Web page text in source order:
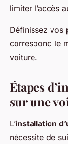
limiter l’accès
Définissez vos
correspond le
voiture.
Étapes
sur une
L’installation
nécessite de